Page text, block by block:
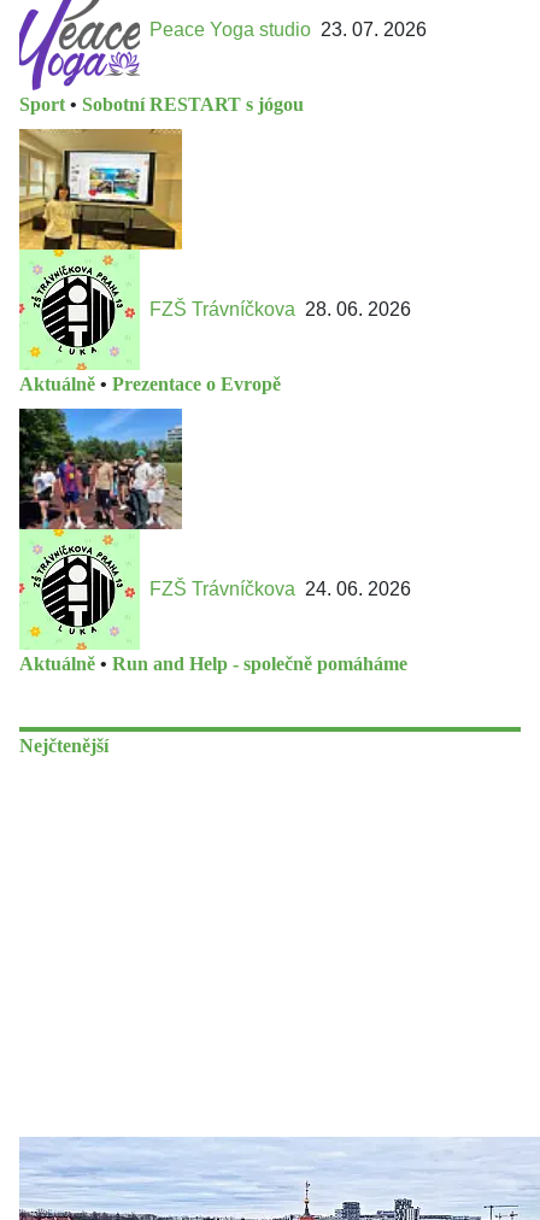
Peace Yoga studio 23. 07. 2026
Sport • Sobotní RESTART s jógou
FZŠ Trávníčkova 28. 06. 2026
Aktuálně • Prezentace o Evropě
FZŠ Trávníčkova 24. 06. 2026
Aktuálně • Run and Help - společně pomáháme
Nejčtenější
Zastanem se 03. 08. 2026